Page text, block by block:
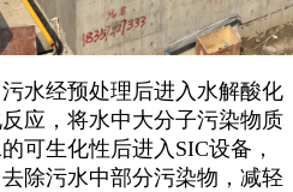
水经预处理后进入水解酸化
应，将水中大分子污染物质
可生化性后进入SIC设备，
除污水中部分污染物，减轻